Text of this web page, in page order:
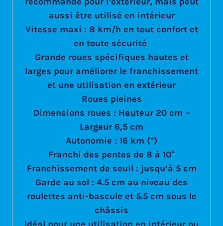
aussi être utilisé en intérieur
Vitesse maxi : 8 km/h en tout confort et
en toute sécurité
Grande roues spécifiques hautes et
larges pour améliorer le franchissement
et une utilisation en extérieur
Roues pleines
Dimensions roues : Hauteur 20 cm –
Largeur 6,5 cm
Autonomie : 16 km (*)
Franchi des pentes de 8 à 10°
Franchissement de seuil : jusqu’à 5 cm
Garde au sol : 4.5 cm au niveau des
roulettes anti-bascule et 5.5 cm sous le
châssis